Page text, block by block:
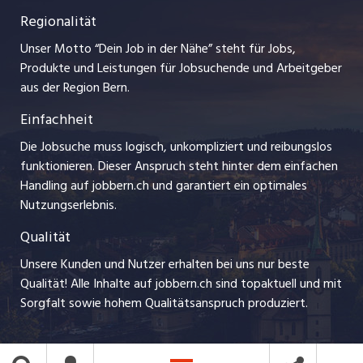
Ferienjobs
Management / Kader-Jobs
Arbeitgeber
Jobline
Impressum
Stellenmeldepflicht
myjob.ch
jobzüri.ch
ajourjob.ch
baernerbaer.ch
chmedia.ch
Regionalität
Unser Motto “Dein Job in der Nähe” steht für Jobs,
Produkte und Leistungen für Jobsuchende und Arbeitgeber
aus der Region Bern.
Einfachheit
Die Jobsuche muss logisch, unkompliziert und reibungslos
funktionieren. Dieser Anspruch steht hinter dem einfachen
Handling auf jobbern.ch und garantiert ein optimales
Nutzungserlebnis.
Qualität
Unsere Kunden und Nutzer erhalten bei uns nur beste
Qualität! Alle Inhalte auf jobbern.ch sind topaktuell und mit
Sorgfalt sowie hohem Qualitätsanspruch produziert.